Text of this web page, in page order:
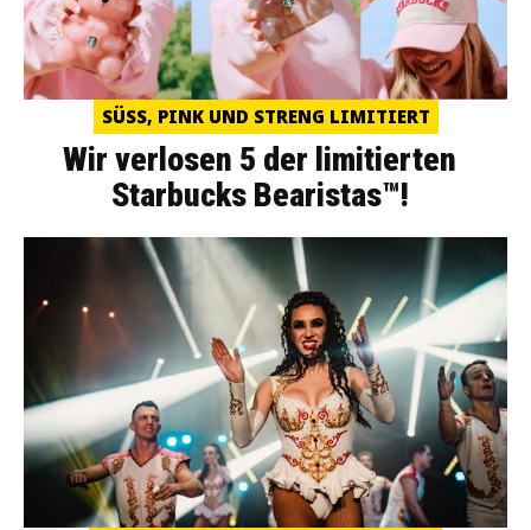
SÜSS, PINK UND STRENG LIMITIERT
Wir verlosen 5 der limitierten
Starbucks Bearistas™!